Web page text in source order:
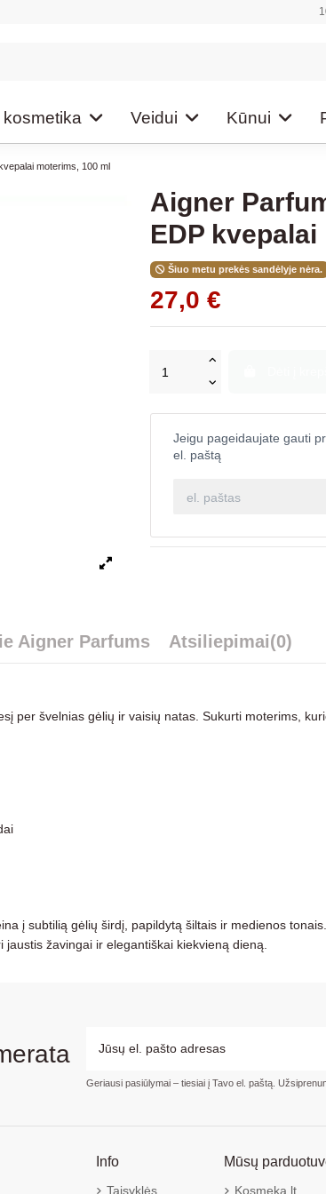
Veidui Kūnui
moterims, 100 ml
Aigner
EDP
Šiuo metu prekės sandėlyje nėra.
27,0 €
Jeigu pageidaujate gauti
el. paštą
Aigner Parfums Atsiliepimai(0)
per švelnias gėlių ir vaisių natas. Sukurti moterims,
į subtilią gėlių širdį, papildytą šiltais ir medienos
žavingai ir elegantiškai kiekvieną dieną.
Geriausi pasiūlymai – tiesiai į Tavo el. paštą.
Info
Taisyklės
Mūsų
Kosmeka.lt